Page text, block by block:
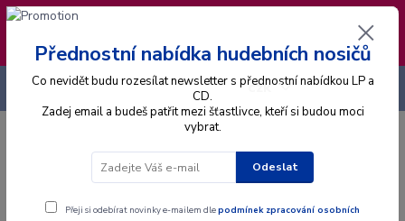
❣️ Od 4.8. do 13.8. čerpám dovolenou. Datum
expedice objednávek se posouvá na pátek
14.8.2026 🐋
Menu
CZK
+420 725 736 293
Přednostní nabídka hudebních nosičů
Co nevidět budu rozesílat newsletter s přednostní nabídkou LP a
CD.
Zadej email a budeš patřit mezi šťastlivce, kteří si budou moci
vybrat.
Odeslat
Přeji si odebírat novinky e-mailem dlepodmínek zpracování osobních